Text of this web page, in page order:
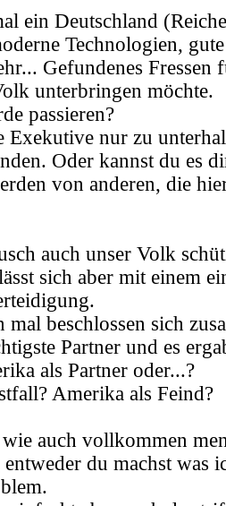
ein Deutschland
Technologien,
Gefundenes Fressen
unterbringen möchte.
passieren?
Exekutive nur zu
Oder kannst du es
von anderen, die
auch unser Volk
sich aber mit einem
beschlossen sich
Partner und es
als Partner oder...?
Amerika als Feind?
wie auch vollkommen
du machst was